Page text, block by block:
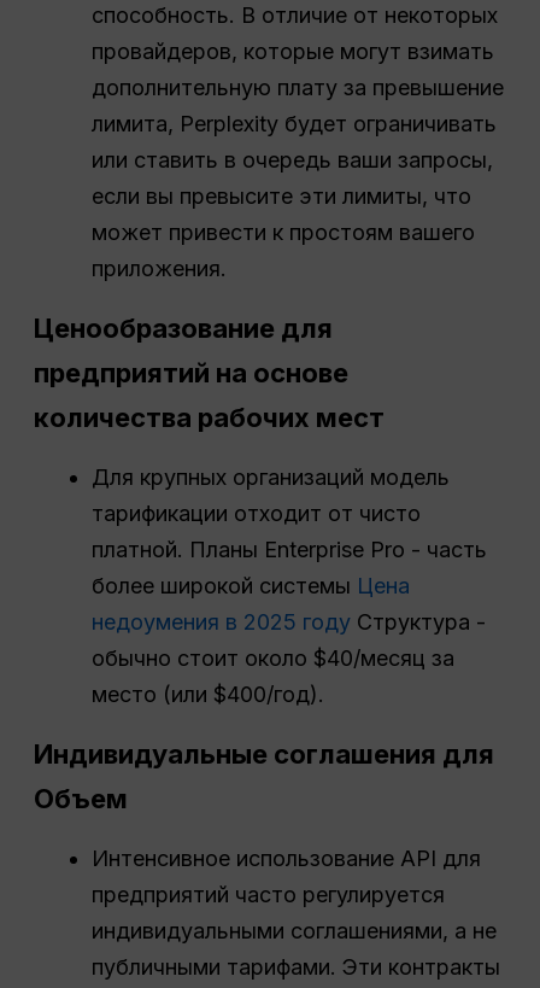
способность. В отличие от некоторых
провайдеров, которые могут взимать
дополнительную плату за превышение
лимита, Perplexity будет ограничивать
или ставить в очередь ваши запросы,
если вы превысите эти лимиты, что
может привести к простоям вашего
приложения.
Ценообразование для
предприятий на основе
количества рабочих мест
Для крупных организаций модель
тарификации отходит от чисто
платной. Планы Enterprise Pro - часть
более широкой системы Цена
недоумения в 2025 году Структура -
обычно стоит около $40/месяц за
место (или $400/год).
Индивидуальные соглашения для
Объем
Интенсивное использование API для
предприятий часто регулируется
индивидуальными соглашениями, а не
публичными тарифами. Эти контракты